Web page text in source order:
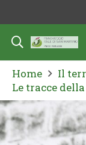
Home
Il
Le tracce